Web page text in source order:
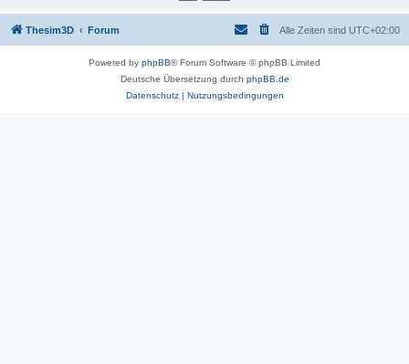
Thesim3D Forum Alle Zeiten sind UTC+02:00
Powered by phpBB® Forum Software © phpBB Limited
Deutsche Übersetzung durch phpBB.de
Datenschutz| Nutzungsbedingungen